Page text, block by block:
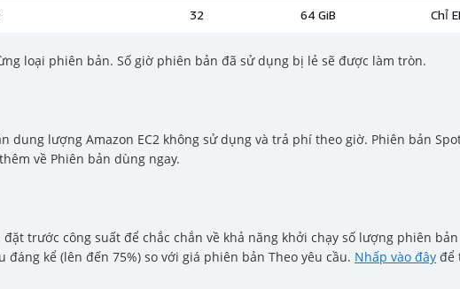
loại phiên bản. Số giờ phiên bản đã sử dụng bị lẻ sẽ được làm tròn.
dung lượng Amazon EC2 không sử dụng và trả phí theo giờ. Phiên bản
về Phiên bản dùng ngay.
trước công suất để chắc chắn về khả năng khởi chạy số lượng phiên
kể (lên đến 75%) so với giá phiên bản Theo yêu cầu. Nhấp vào đây để